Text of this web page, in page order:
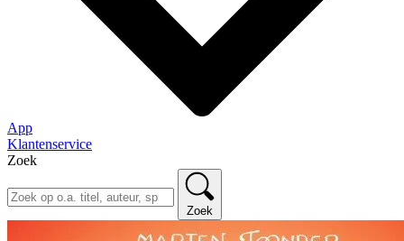
App
Klantenservice
Zoek
Zoek